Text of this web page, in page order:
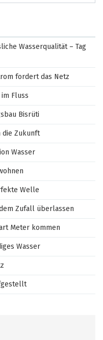
Wasserqualität – Tag
fordert das Netz
Fluss
Bisrüti
die Zukunft
Wasser
Welle
Zufall überlassen
Meter kommen
Wasser